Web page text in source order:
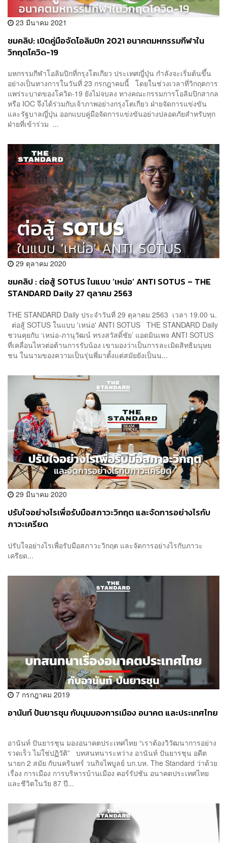
23 มีนาคม 2021
ชมคลิป: เปิดคู่มือจัดโอลิมปิก 2021 อนาคตมหกรรมกีฬาใน
วิกฤตโควิด-19
มหกรรมกีฬาโอลิมปิกที่กรุงโตเกียว ประเทศญี่ปุ่น กำลังจะเริ่มต้นขึ้น
อย่างเป็นทางการในวันที่ 23 กรกฎาคมนี้ โดยในช่วงเวลาที่วิกฤตการ
แพร่ระบาดของโควิด-19 ยังไม่จบลง ทางคณะกรรมการโอลิมปิกสากล
หรือ IOC จึงได้ร่วมกับเจ้าภาพอย่างกรุงโตเกียว ฝ่ายจัดการแข่งขัน
และรัฐบาลญี่ปุ่น ออกแบบคู่มือจัดการแข่งขันอย่างปลอดภัยสำหรับทุก
ฝ่ายที่เข้าร่วม ...
29 ตุลาคม 2020
ชมคลิป : ต่อสู้ SOTUS ในแบบ ‘เหน่อ’ ANTI SOTUS – THE
STANDARD Daily 27 ตุลาคม 2563
THE STANDARD Daily ประจำวันที่ 29 ตุลาคม 2563 เวลา 19.00 น.
ต่อสู้ SOTUS ในแบบ 'เหน่อ' ANTI SOTUS THE STANDARD Daily
ชวนคุยกับ ‘เหน่อ-ภานุวัฒน์ ทรงสวัสดิ์ชัย’ แอดมินเพจ ANTI SOTUS
ที่เคลื่อนไหวต่อต้านการรับน้อง เขามองว่าเป็นการละเมิดสิทธิมนุษย
ชน ในนามของความเป็นรุ่นพี่มาตั้งแต่สมัยยังเป็นน...
29 มีนาคม 2020
ปรับใจอย่างไรเพื่อรับมือสภาวะวิกฤต และจัดการอย่างไรกับ
ภาวะเครียด
ปรับใจอย่างไรเพื่อรับมือสภาวะวิกฤต และจัดการอย่างไรกับภาวะ
เครียด...
7 กรกฎาคม 2019
อานันท์ ปันยารชุน กับมุมมองการเมือง อนาคต และประเทศไทย
อานันท์ ปันยารชุน มองอนาคตประเทศไทย “เราต้องวิวัฒนาการอย่าง
รวดเร็ว ไม่ใช่ปฏิวัติ” บทสนทนาระหว่าง อานันท์ ปันยารชุน อดีต
นายก 2 สมัย กับนครินทร์ วนกิจไพบูลย์ บก.บห. The Standard ว่าด้วย
เรื่อง การเมือง การบริหารบ้านเมือง คอร์​รัปชัน อนาคตประเทศไทย
และชีวิตในวัย 87 ปี...